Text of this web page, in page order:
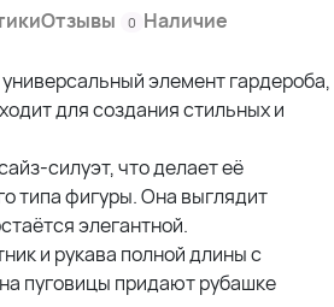
Отзывы 0 Наличие
элемент гардероба,
для создания стильных и
силуэт, что делает её
типа фигуры. Она выглядит
элегантной.
и рукава полной длины с
пуговицы придают рубашке